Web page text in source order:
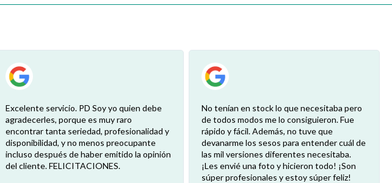
Excelente servicio. PD Soy yo quien debe
agradecerles, porque es muy raro
encontrar tanta seriedad, profesionalidad y
disponibilidad, y no menos preocupante
incluso después de haber emitido la opinión
del cliente. FELICITACIONES.
No tenían en stock lo que necesitaba pero
de todos modos me lo consiguieron. Fue
rápido y fácil. Además, no tuve que
devanarme los sesos para entender cuál de
las mil versiones diferentes necesitaba.
¡Les envié una foto y hicieron todo! ¡Son
súper profesionales y estoy súper feliz!